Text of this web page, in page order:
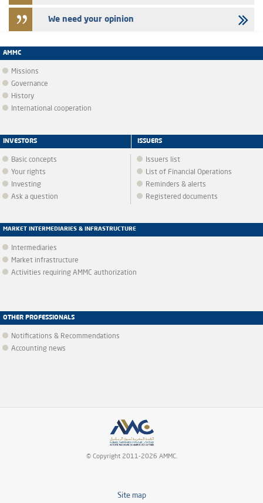
We need your opinion
AMMC
Missions
Governance
History
International cooperation
INVESTORS
Basic concepts
Your rights
Investing
Ask a question
ISSUERS
Issuers list
List of Financial Operations
Reminders & alerts
Registered documents
MARKET INTERMEDIARIES & INFRASTRUCTURE
Intermediaries
Market infrastructure
Activities requiring AMMC authorization
OTHER PROFESSIONALS
Notifications & Recommendations
Accounting news
© Copyright 2011-2026 AMMC.
Site map